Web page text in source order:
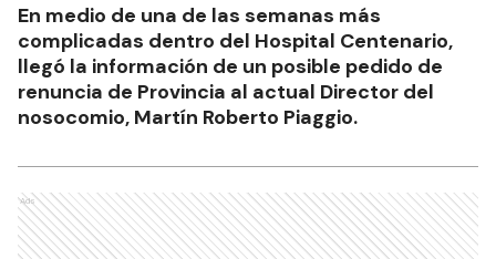
En medio de una de las semanas más
complicadas dentro del Hospital Centenario,
llegó la información de un posible pedido de
renuncia de Provincia al actual Director del
nosocomio, Martín Roberto Piaggio.
Ads